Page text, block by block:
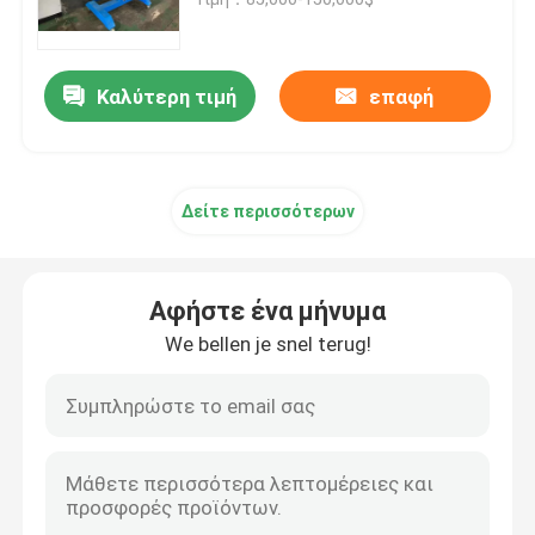
Καλώδιο που στρίβει τη μηχανή
Μηχανή περιτύλιξης καλωδίων
Καλύτερη τιμή επαφή
Δείτε περισσότερων
Αφήστε ένα μήνυμα
We bellen je snel terug!